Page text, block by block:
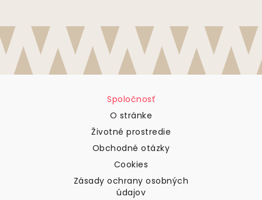
Spoločnosť
O stránke
Životné prostredie
Obchodné otázky
Cookies
Zásady ochrany osobných
údajov